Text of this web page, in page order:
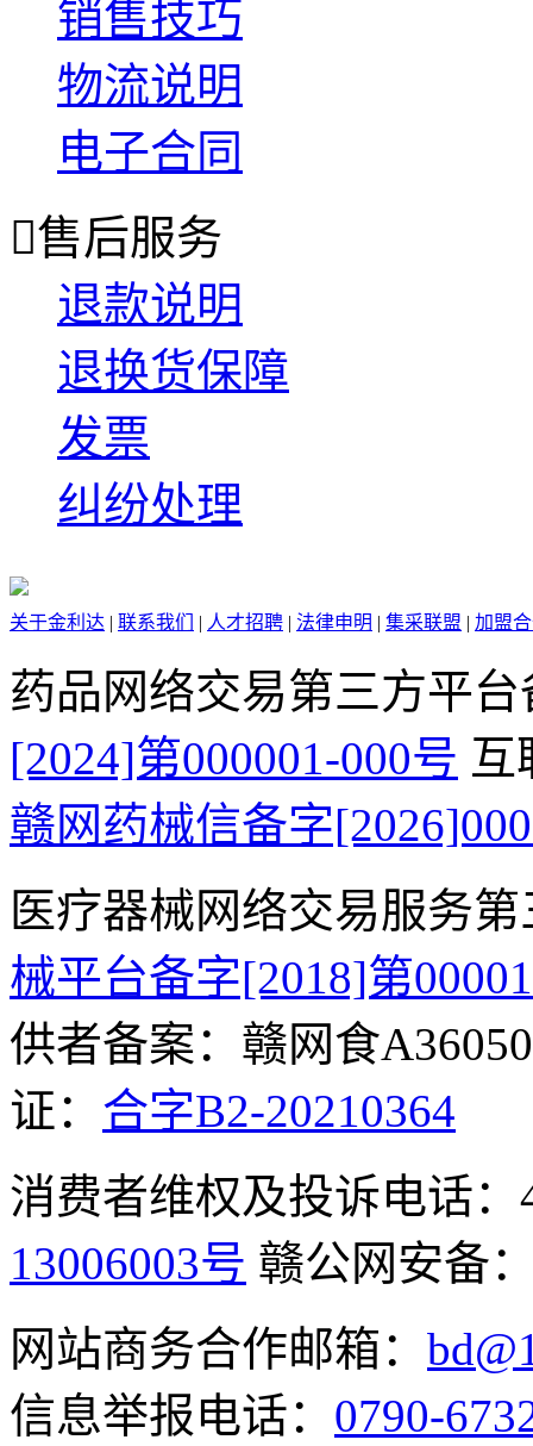
销售技巧
物流说明
电子合同
售后服务
退款说明
退换货保障
发票
纠纷处理
关于金利达 | 联系我们 | 人才招聘 | 法律申明 | 集采联盟 | 加盟
药品网络交易第三方平
[2024]第000001-000号 互
赣网药械信备字
医疗器械网络交易服务
械平台备字[2018]第
供者备案：赣网食
证： 合字B2-20210364
消费者维权及投诉电话：
13006003号 赣公网安备
网站商务合作邮箱：
信息举报电话： 0790-